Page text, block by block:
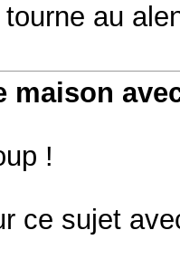
au
maison
!
ce sujet